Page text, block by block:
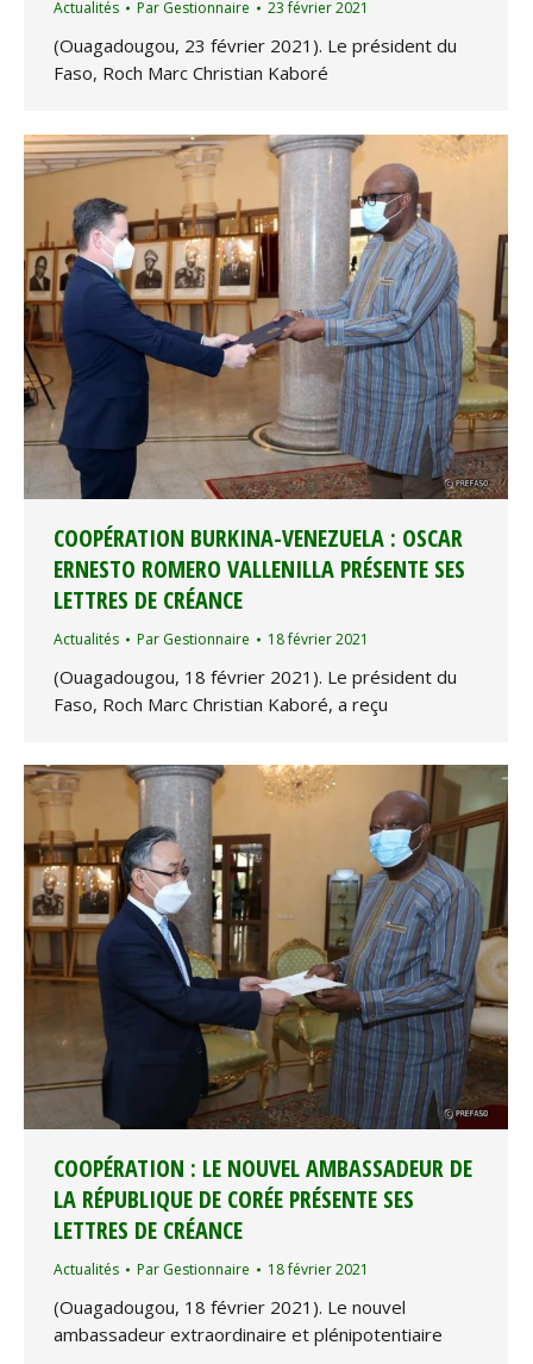
Actualités Par Gestionnaire 23 février 2021
(Ouagadougou, 23 février 2021). Le président du
Faso, Roch Marc Christian Kaboré
COOPÉRATION BURKINA-VENEZUELA : OSCAR
ERNESTO ROMERO VALLENILLA PRÉSENTE SES
LETTRES DE CRÉANCE
Actualités Par Gestionnaire 18 février 2021
(Ouagadougou, 18 février 2021). Le président du
Faso, Roch Marc Christian Kaboré, a reçu
COOPÉRATION : LE NOUVEL AMBASSADEUR DE
LA RÉPUBLIQUE DE CORÉE PRÉSENTE SES
LETTRES DE CRÉANCE
Actualités Par Gestionnaire 18 février 2021
(Ouagadougou, 18 février 2021). Le nouvel
ambassadeur extraordinaire et plénipotentiaire